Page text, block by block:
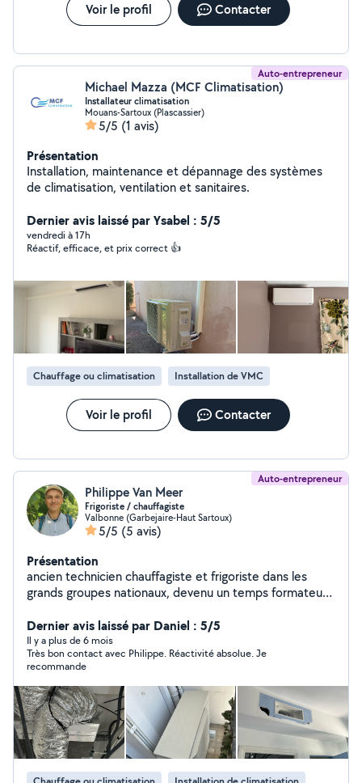
Voir le profil Contacter
Auto-entrepreneur
Michael Mazza (MCF Climatisation)
Installateur climatisation
Mouans-Sartoux (Plascassier)
5/5 (1 avis)
Présentation
Installation, maintenance et dépannage des systèmes
de climatisation, ventilation et sanitaires.
Dernier avis laissé par Ysabel : 5/5
vendredi à 17h
Réactif, efficace, et prix correct 👍
Chauffage ou climatisation Installation de VMC
Voir le profil Contacter
Auto-entrepreneur
Philippe Van Meer
Frigoriste / chauffagiste
Valbonne (Garbejaire-Haut Sartoux)
5/5 (5 avis)
Présentation
ancien technicien chauffagiste et frigoriste dans les
grands groupes nationaux, devenu un temps formateur
de dépannage , d'entretien et d'installations
d'installations climatiques et propose des solutions
énergétiques adaptées pour chauffer l'air et l'eau dans
les bâtiments recevant du public ou chez les particuliers
Dernier avis laissé par Daniel : 5/5
Il y a plus de 6 mois
Très bon contact avec Philippe. Réactivité absolue. Je
recommande